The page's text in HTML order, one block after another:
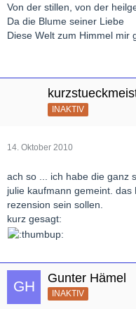
Von der stillen, von der
Da die Blume seiner Liebe
Diese Welt zum Himmel mir
INAKTIV
14. Oktober 2010
ach so ... ich habe die ganz
julie kaufmann gemeint.
rezension sein sollen.
kurz gesagt:
Gunter Hämel
INAKTIV